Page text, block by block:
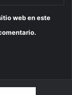
web en este